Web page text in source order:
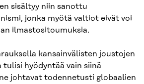
sisältyy niin sanottu
jonka myötä valtiot eivät voi
ilmastositoumuksia.
kansainvälisten joustojen
hyödyntää vain siinä
johtavat todennetusti globaalien